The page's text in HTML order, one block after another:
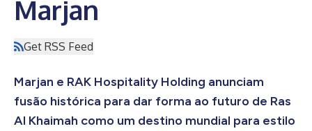
Marjan
Get RSS Feed
Marjan e RAK Hospitality Holding anunciam
fusão histórica para dar forma ao futuro de Ras
Al Khaimah como um destino mundial para estilo